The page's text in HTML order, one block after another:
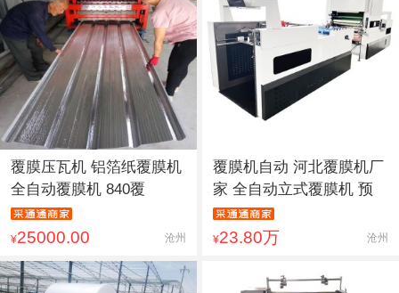
覆膜压瓦机 铝箔纸覆膜机
全自动覆膜机 840覆
¥25000.00 沧州
覆膜机自动 河北覆膜机厂
家 全自动立式覆膜机 预
¥23.80万 沧州